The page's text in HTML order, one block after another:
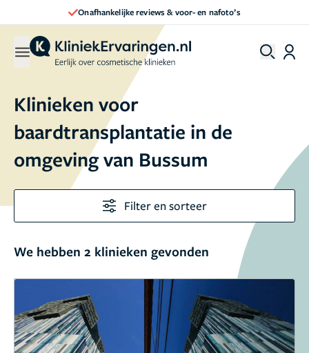
Onafhankelijke reviews & voor- en nafoto’s
Klinieken voor
baardtransplantatie in de
omgeving van Bussum
Filter en sorteer
We hebben 2 klinieken gevonden